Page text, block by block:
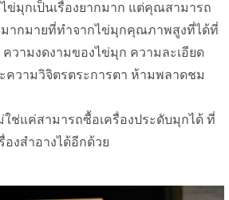
ข่มุกเป็นเรื่องยากมาก แต่คุณสามารถ
มากมายที่ทำจากไข่มุกคุณภาพสูงที่ได้ที่
ามงดงามของไข่มุก ความละเอียด
ความวิจิตรตระการตา ห้ามพลาดชม
ใช่แค่สามารถซื้อเครื่องประดับมุกได้ ที่
งสำอางได้อีกด้วย